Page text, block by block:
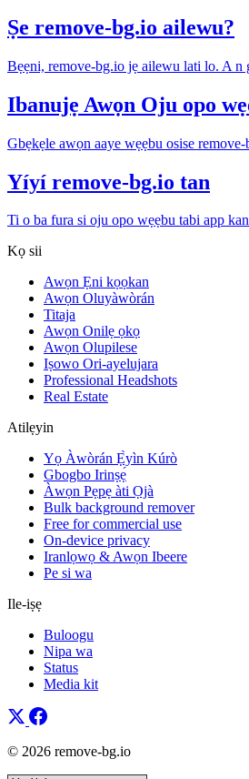
Ṣe remove-bg.io ailewu?
Bẹẹni, remove-bg.io jẹ ailewu lati lo. A
Ibanujẹ Awọn Oju opo
Gbẹkẹle awọn aaye wẹẹbu osise
Yíyí remove-bg.io tan
Ti o ba fura si oju opo wẹẹbu tabi app
Kọ sii
Awọn Ẹni kọọkan
Awọn Oluyàwòrán
Titaja
Awọn Onilẹ ọkọ
Awọn Olupilese
Iṣowo Ori-ayelujara
Professional Headshots
Real Estate
Atilẹyin
Yọ Àwòrán Ẹ̀yìn Kúrò
Gbogbo Irinṣẹ́
Àwọn Pẹpẹ àti Ọjà
Bulk background remover
Free for commercial use
On-device privacy
Iranlọwọ & Awọn Ibeere
Pe si wa
Ile-iṣẹ
Buloogu
Nipa wa
Status
Media kit
© 2026 remove-bg.io